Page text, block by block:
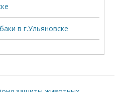
в г.Ульяновске